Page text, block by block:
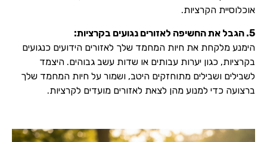
אוכלוסיית הקרציות.
5. הגבל את החשיפה לאזורים נגועים בקרציות:
הימנע מלקחת את חיות המחמד שלך לאזורים הידועים כנגועים
בקרציות, כגון יערות עבותים או שדות עשב גבוהים. היצמד
לשבילים ושבילים מתוחזקים היטב, ושמור על חיות המחמד שלך
ברצועה כדי למנוע מהן לצאת לאזורים מועדים לקרציות.